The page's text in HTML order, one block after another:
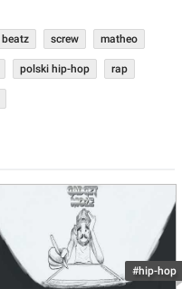
beatz screw matheo
polski hip-hop rap
#hip-hop